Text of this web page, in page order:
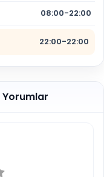
08:00-22:00
22:00-22:00
Yorumlar